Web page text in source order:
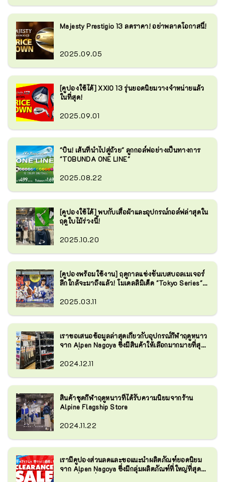
Majesty Prestigio 13 ลดราคา! อย่าพลาดโอกาสนี้!
2025.09.05
[คูปองใช้ได้] XXIO 13 รุ่นยอดนิยมวางจำหน่ายแล้ว
ในที่สุด!
2025.09.01
"บิน! เส้นที่นำไปสู่ถ้วย" ลูกกอล์ฟอย่างเป็นทางการ
"TOBUNDA ONE LINE"
2025.08.22
[คูปองใช้ได้] พบกับเสื้อผ้าและอุปกรณ์กอล์ฟล่าสุดใน
ฤดูใบไม้ร่วงนี้!
2025.10.20
[คูปองพร้อมใช้งาน] ฤดูกาลแข่งขันเบสบอลเมเจอร์
ลีกใกล้จะมาถึงแล้ว! โมเดลลิมิเต็ด "Tokyo Series"
2025.03.11
เราขอเสนอข้อมูลล่าสุดเกี่ยวกับอุปกรณ์กีฬาฤดูหนาว
จาก Alpen Nagoya ซึ่งมีสินค้าให้เลือกมากมายที่สุด
2024.12.11
สินค้าชุดกีฬาฤดูหนาวที่ได้รับความนิยมจากร้าน
Alpine Flagship Store
2024.11.22
เรามีคูปองส่วนลดและขอแนะนำผลิตภัณฑ์ยอดนิยม
จาก Alpen Nagoya ซึ่งมีกลุ่มผลิตภัณฑ์ที่ใหญ่ที่สุด